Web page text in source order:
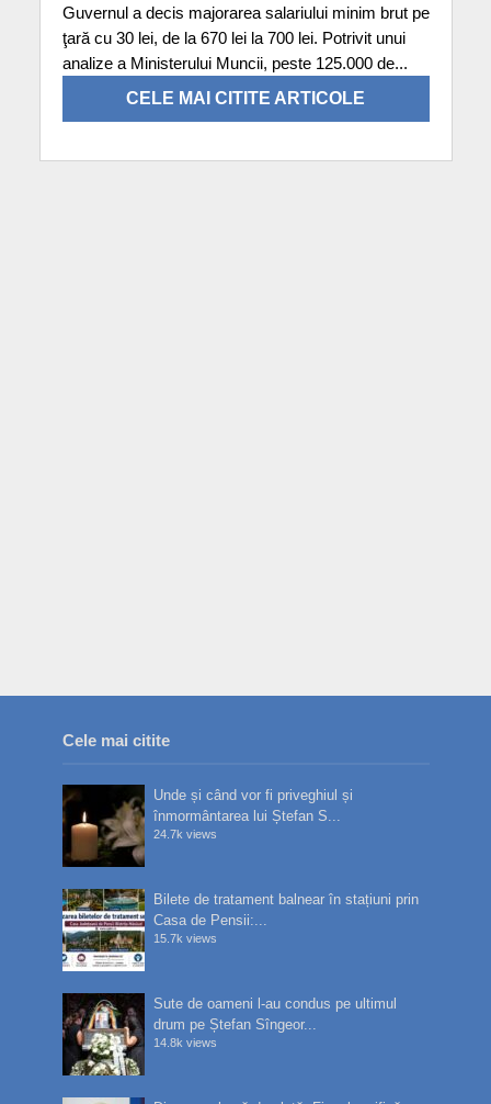
Guvernul a decis majorarea salariului minim brut pe
ţară cu 30 lei, de la 670 lei la 700 lei. Potrivit unui
analize a Ministerului Muncii, peste 125.000 de...
CELE MAI CITITE ARTICOLE
Cele mai citite
Unde și când vor fi priveghiul și
înmormântarea lui Ștefan S...
24.7k views
Bilete de tratament balnear în stațiuni prin
Casa de Pensii:...
15.7k views
Sute de oameni l-au condus pe ultimul
drum pe Ștefan Sîngeor...
14.8k views